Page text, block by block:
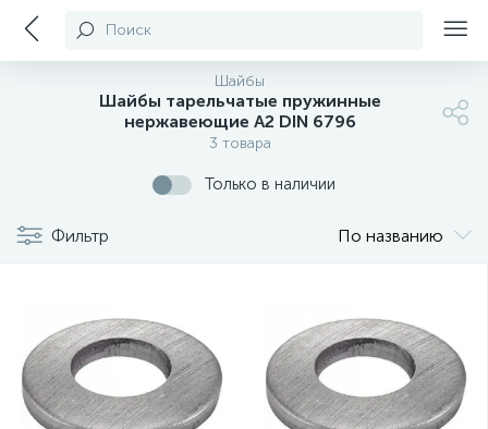
Поиск
Шайбы
Шайбы тарельчатые пружинные
нержавеющие А2 DIN 6796
3 товара
Только в наличии
Фильтр По названию